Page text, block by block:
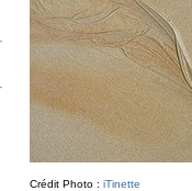
Crédit Photo : iTinette